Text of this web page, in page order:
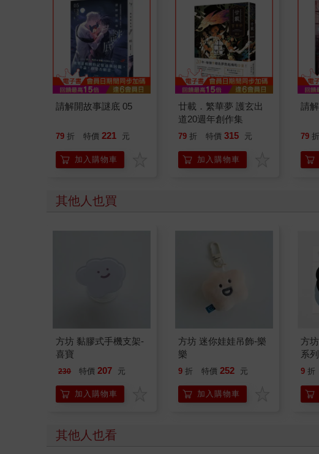
請解開故事謎底 05
79 折 特價 221 元
加入購物車
廿載．繁華夢 護玄出
道20週年創作集
79 折 特價 315 元
加入購物車
請
79 折
其他人也買
方坊 黏膠式手機支架-
喜寶
230 特價 207 元
加入購物車
方坊 迷你娃娃吊飾-樂
樂
9 折 特價 252 元
加入購物車
方
系
9 折
其他人也看